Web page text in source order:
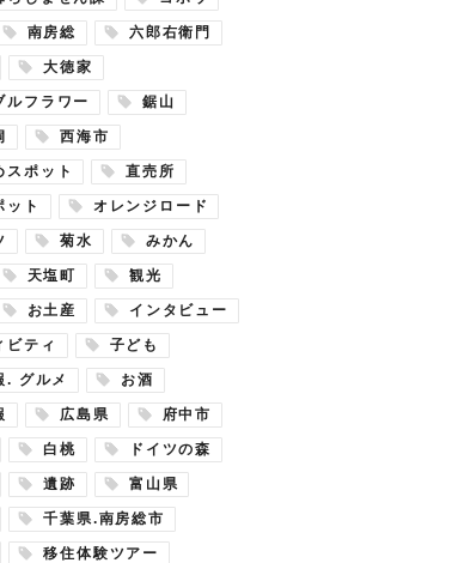
南房総 六郎右衛門
大徳家
ルフラワー 鋸山
西海市
スポット 直売所
ット オレンジロード
菊水 みかん
天塩町 観光
お土産 インタビュー
ビティ 子ども
. グルメ お酒
広島県 府中市
白桃 ドイツの森
遺跡 富山県
千葉県.南房総市
移住体験ツアー